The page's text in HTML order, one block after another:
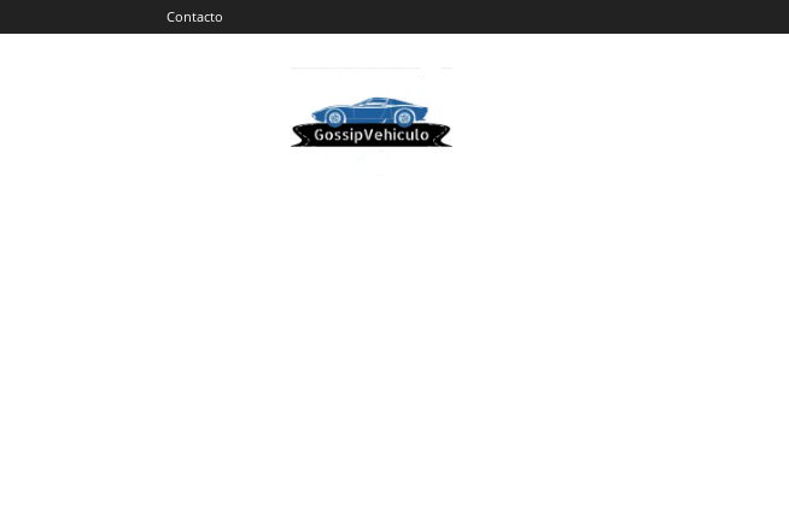
Contacto
Vehiculos